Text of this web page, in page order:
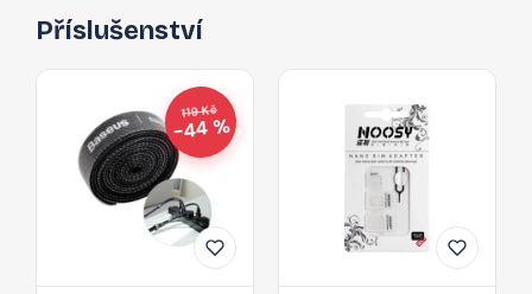
Příslušenství
119 Kč
−44 %